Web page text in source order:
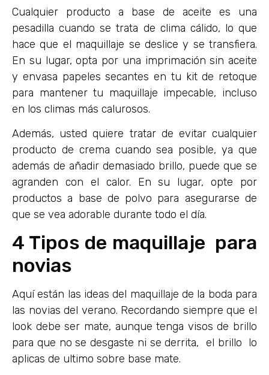
Cualquier producto a base de aceite es una
pesadilla cuando se trata de clima cálido, lo que
hace que el maquillaje se deslice y se transfiera.
En su lugar, opta por una imprimación sin aceite
y envasa papeles secantes en tu kit de retoque
para mantener tu maquillaje impecable, incluso
en los climas más calurosos.
Además, usted quiere tratar de evitar cualquier
producto de crema cuando sea posible, ya que
además de añadir demasiado brillo, puede que se
agranden con el calor. En su lugar, opte por
productos a base de polvo para asegurarse de
que se vea adorable durante todo el día.
4 Tipos de maquillaje para
novias
Aquí están las ideas del maquillaje de la boda para
las novias del verano. Recordando siempre que el
look debe ser mate, aunque tenga visos de brillo
para que no se desgaste ni se derrita, el brillo lo
aplicas de ultimo sobre base mate.